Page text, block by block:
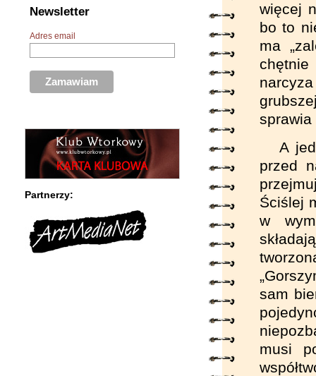
Newsletter
Adres email
Partnerzy:
więcej
bo to
ma
chętnie
sprawia
A
przed
Ściślej
w
sam
musi